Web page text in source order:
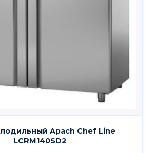
Apach Chef Line
LCRM140SD2